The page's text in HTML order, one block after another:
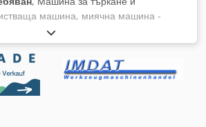
машина, миячна машина -
в което е, както е видяна
- Машината се продава без
греда - Работна ширина: 500
- Наличност: 1 брой - Размери:
без батерия: 66 кг